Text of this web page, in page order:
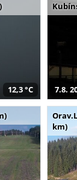
12,3 °C 7.8.
km)